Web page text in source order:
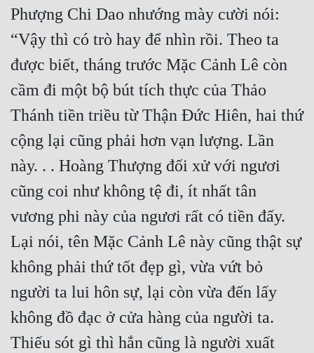
Tiên Hiệp
Tiểu Thuyết
Trinh Thám
Trùng Sinh
Trọng Sinh
Tu Chân
Tu Tiên
Tội Phạm
Vô Địch
Võ Hiệp
Phượng Chi Dao nhướng mày cười nói:
“Vậy thì có trò hay để nhìn rồi. Theo ta
được biết, tháng trước Mặc Cảnh Lê còn
cầm đi một bộ bút tích thực của Thảo
Thánh tiền triều từ Thận Đức Hiên, hai thứ
cộng lại cũng phải hơn vạn lượng. Lần
này. . . Hoàng Thượng đối xử với ngươi
cũng coi như không tệ đi, ít nhất tân
vương phi này của ngươi rất có tiền đấy.
Lại nói, tên Mặc Cảnh Lê này cũng thật sự
không phải thứ tốt đẹp gì, vừa vứt bỏ
người ta lui hôn sự, lại còn vừa đến lấy
không đồ đạc ở cửa hàng của người ta.
Thiếu sót gì thì hắn cũng là người xuất